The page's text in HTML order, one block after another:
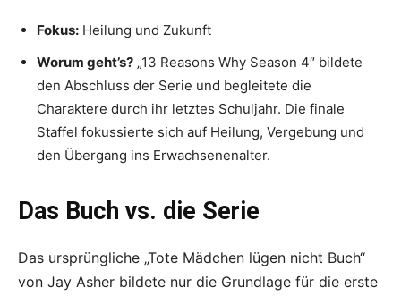
Fokus: Heilung und Zukunft
Worum geht’s? „13 Reasons Why Season 4″ bildete
den Abschluss der Serie und begleitete die
Charaktere durch ihr letztes Schuljahr. Die finale
Staffel fokussierte sich auf Heilung, Vergebung und
den Übergang ins Erwachsenenalter.
Das Buch vs. die Serie
Das ursprüngliche „Tote Mädchen lügen nicht Buch“
von Jay Asher bildete nur die Grundlage für die erste